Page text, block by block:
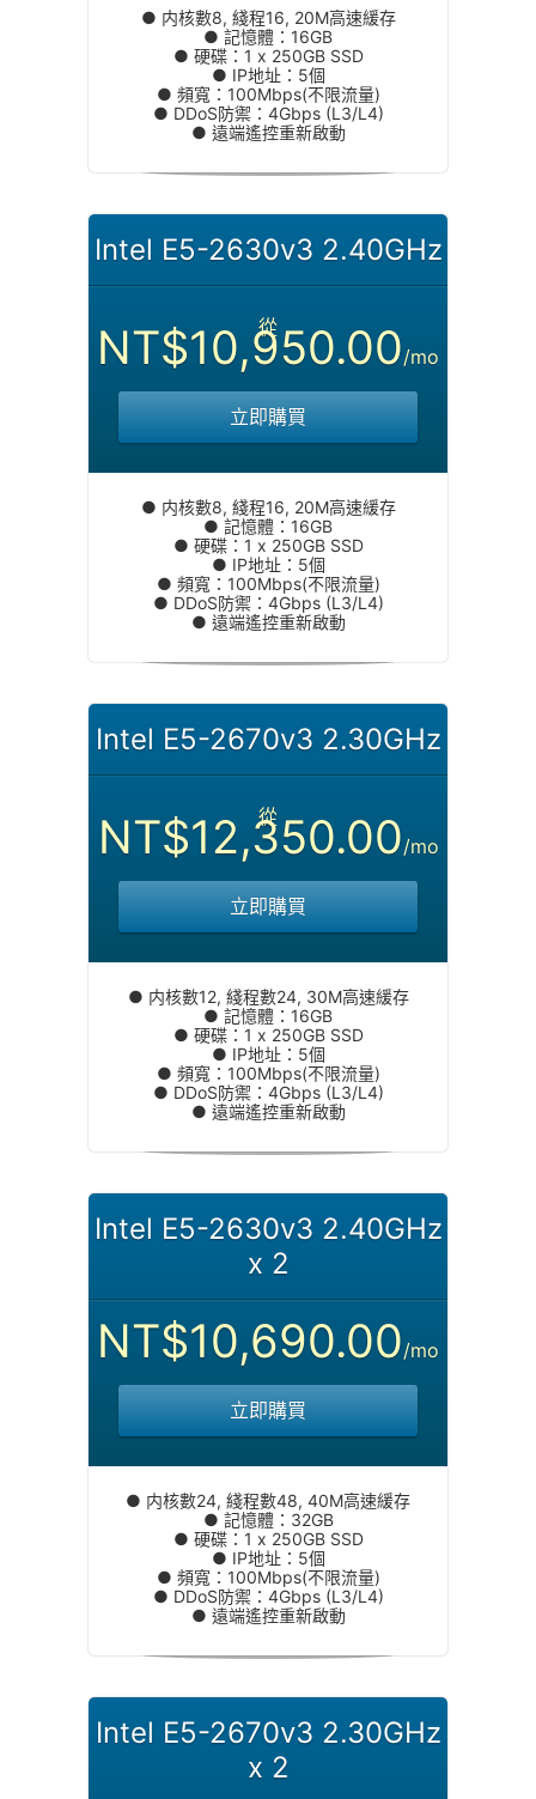
● 内核數8, 綫程16, 20M高速緩存
● 記憶體：16GB
● 硬碟：1 x 250GB SSD
● IP地址：5個
● 頻寬：100Mbps(不限流量)
● DDoS防禦：4Gbps (L3/L4)
● 遠端遙控重新啟動
Intel E5-2630v3 2.40GHz
從
NT$10,950.00/mo
立即購買
● 内核數8, 綫程16, 20M高速緩存
● 記憶體：16GB
● 硬碟：1 x 250GB SSD
● IP地址：5個
● 頻寬：100Mbps(不限流量)
● DDoS防禦：4Gbps (L3/L4)
● 遠端遙控重新啟動
Intel E5-2670v3 2.30GHz
從
NT$12,350.00/mo
立即購買
● 内核數12, 綫程數24, 30M高速緩存
● 記憶體：16GB
● 硬碟：1 x 250GB SSD
● IP地址：5個
● 頻寬：100Mbps(不限流量)
● DDoS防禦：4Gbps (L3/L4)
● 遠端遙控重新啟動
Intel E5-2630v3 2.40GHz
x 2
NT$10,690.00/mo
立即購買
● 内核數24, 綫程數48, 40M高速緩存
● 記憶體：32GB
● 硬碟：1 x 250GB SSD
● IP地址：5個
● 頻寬：100Mbps(不限流量)
● DDoS防禦：4Gbps (L3/L4)
● 遠端遙控重新啟動
Intel E5-2670v3 2.30GHz
x 2